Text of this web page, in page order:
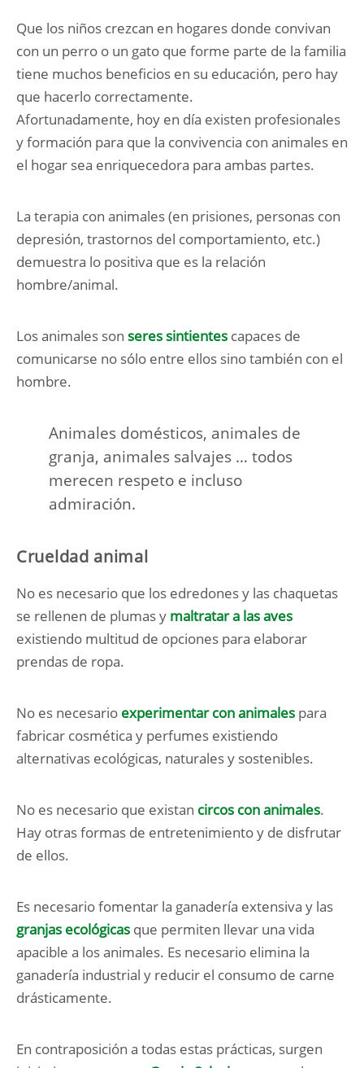
Que los niños crezcan en hogares donde convivan
con un perro o un gato que forme parte de la familia
tiene muchos beneficios en su educación, pero hay
que hacerlo correctamente.
Afortunadamente, hoy en día existen profesionales
y formación para que la convivencia con animales en
el hogar sea enriquecedora para ambas partes.
La terapia con animales (en prisiones, personas con
depresión, trastornos del comportamiento, etc.)
demuestra lo positiva que es la relación
hombre/animal.
Los animales son seres sintientes capaces de
comunicarse no sólo entre ellos sino también con el
hombre.
Animales domésticos, animales de
granja, animales salvajes … todos
merecen respeto e incluso
admiración.
Crueldad animal
No es necesario que los edredones y las chaquetas
se rellenen de plumas y maltratar a las aves
existiendo multitud de opciones para elaborar
prendas de ropa.
No es necesario experimentar con animales para
fabricar cosmética y perfumes existiendo
alternativas ecológicas, naturales y sostenibles.
No es necesario que existan circos con animales.
Hay otras formas de entretenimiento y de disfrutar
de ellos.
Es necesario fomentar la ganadería extensiva y las
granjas ecológicas que permiten llevar una vida
apacible a los animales. Es necesario elimina la
ganadería industrial y reducir el consumo de carne
drásticamente.
En contraposición a todas estas prácticas, surgen